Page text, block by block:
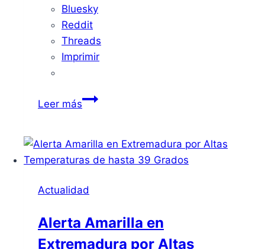
Bluesky
Reddit
Threads
Imprimir
Leer másSol
termómetros
al
disfruta
2
de
Actualidad
Alerta Amarilla en
Extremadura por Altas